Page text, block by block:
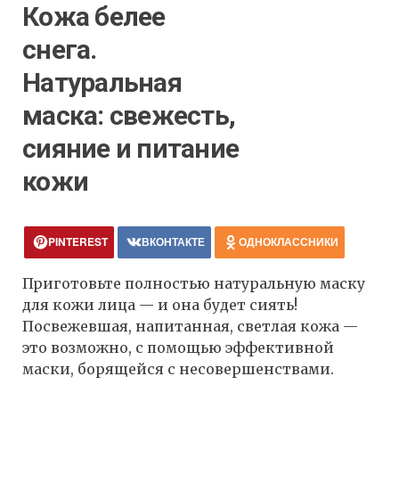
Кожа белее
снега.
Натуральная
маска: свежесть,
сияние и питание
кожи
PINTEREST ВКОНТАКТЕ ОДНОКЛАССНИКИ
Приготовьте полностью натуральную маску
для кожи лица — и она будет сиять!
Посвежевшая, напитанная, светлая кожа —
это возможно, с помощью эффективной
маски, борящейся с несовершенствами.